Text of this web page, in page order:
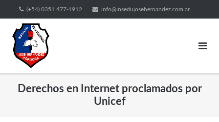
(+54) 0351 477-1912 info@insedujosehernandez.com.ar
Derechos en Internet proclamados por
Unicef